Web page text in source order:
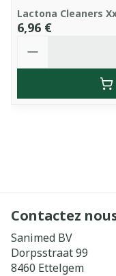
Lactona Cleaners
6,96 €
Contactez
Sanimed BV
Dorpsstraat 99
8460 Ettelgem